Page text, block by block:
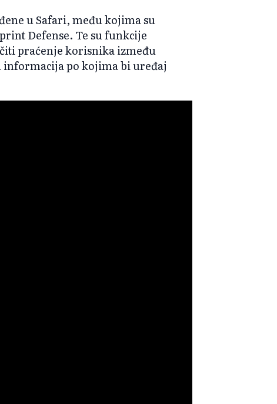
u Safari, među kojima su
Defense. Te su funkcije
praćenje korisnika između
po kojima bi uređaj